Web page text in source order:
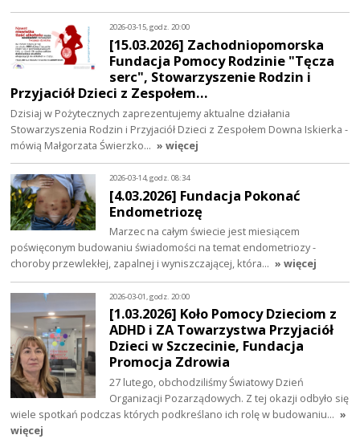
2026-03-15, godz. 20:00
[15.03.2026] Zachodniopomorska
Fundacja Pomocy Rodzinie "Tęcza
serc", Stowarzyszenie Rodzin i
Przyjaciół Dzieci z Zespołem…
Dzisiaj w Pożytecznych zaprezentujemy aktualne działania
Stowarzyszenia Rodzin i Przyjaciół Dzieci z Zespołem Downa Iskierka -
mówią Małgorzata Świerzko… » więcej
2026-03-14, godz. 08:34
[4.03.2026] Fundacja Pokonać
Endometriozę
Marzec na całym świecie jest miesiącem
poświęconym budowaniu świadomości na temat endometriozy -
choroby przewlekłej, zapalnej i wyniszczającej, która… » więcej
2026-03-01, godz. 20:00
[1.03.2026] Koło Pomocy Dzieciom z
ADHD i ZA Towarzystwa Przyjaciół
Dzieci w Szczecinie, Fundacja
Promocja Zdrowia
27 lutego, obchodziliśmy Światowy Dzień
Organizacji Pozarządowych. Z tej okazji odbyło się
wiele spotkań podczas których podkreślano ich rolę w budowaniu… »
więcej